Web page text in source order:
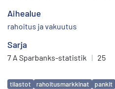
Aihealue
rahoitus ja vakuutus
Sarja
7 A Sparbanks-statistik | 25
Avainsanat
tilastot rahoitusmarkkinat pankit